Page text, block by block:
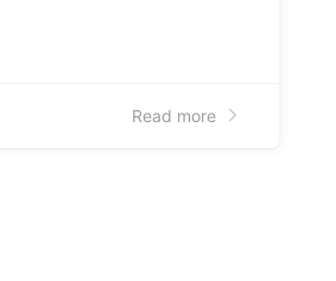
Read more